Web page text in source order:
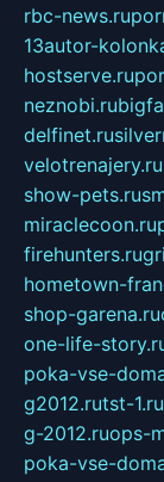
rbc-news.ru
13autor-
hostserve.ru
neznobi.ru
delfinet.ru
velotrenajery.ru
show-pets.ru
miraclecoon.ru
firehunters.ru
hometown-
shop-garena.ru
one-life-
poka-vse-
g2012.rutst-1.ru
g-2012.ruops-
poka-vse-